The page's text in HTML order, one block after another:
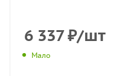
6 337₽/шт
Мало